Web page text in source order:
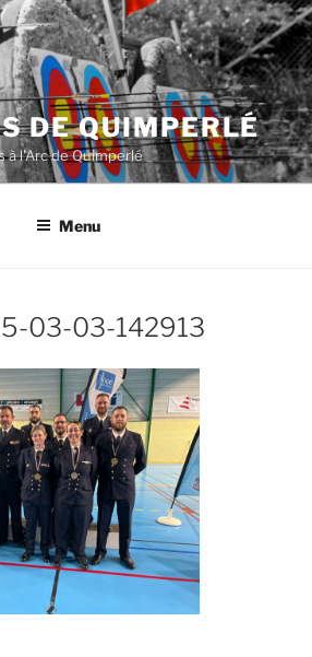
DE QUIMPERLÉ
à l'Arc de Quimperlé
Menu
03-03-142913